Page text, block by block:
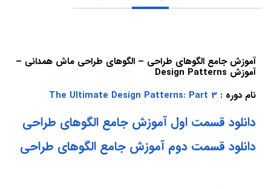
آموزش جامع الگوهای طراحی – الگوهای طراحی ماش همدانی –
آموزش Design Patterns
نام دوره : The Ultimate Design Patterns: Part 3
دانلود قسمت اول آموزش جامع الگوهای طراحی
دانلود قسمت دوم آموزش جامع الگوهای طراحی